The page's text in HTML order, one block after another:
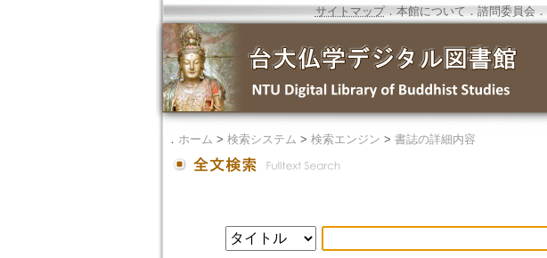
サイトマップ．本館について ． 諮問委員会．
． ホーム > 検索システム > 検索エンジン > 書誌の詳細内容